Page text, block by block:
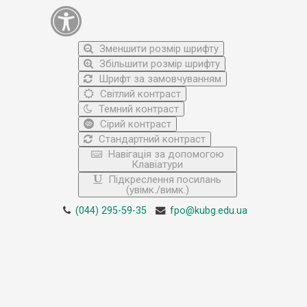
Зменшити розмір шрифту
Збільшити розмір шрифту
Шрифт за замовчуванням
Світлий контраст
Темний контраст
Сірий контраст
Стандартний контраст
Навігація за допомогою
Клавіатури
Підкреслення посилань
(увімк./вимк.)
(044) 295-59-35 fpo@kubg.edu.ua